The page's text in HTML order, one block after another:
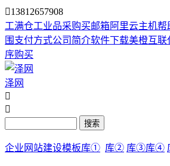
13812657908
工满仓工业品采购买邮箱阿里云主机帮
围 支付方式公司简介软件下载美橙互联
序购买
泽网


搜索
企业网站建设模板库① 库② 库③库④